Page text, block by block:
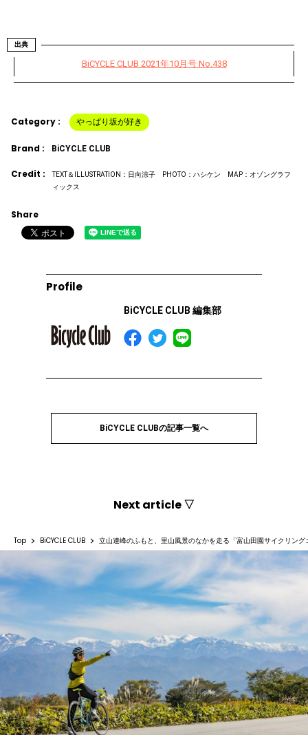
出典
BiCYCLE CLUB 2021年10月号 No.438
Category : やっぱり坂が好き
Brand : BiCYCLE CLUB
Credit :
TEXT＆ILLUSTRATION：日向涼子 PHOTO：ハシケン MAP：オゾングラフ
ィックス
Share
Profile
BiCYCLE CLUB 編集部
BiCYCLE CLUBの記事一覧へ
Next article ▽
Top BiCYCLE CLUB 立山連峰のふもと、里山風景のなかを走る「富山田園サイクリング